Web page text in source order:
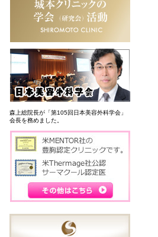
森上総院長が「第105回日本美容外科学会」
会長を務めました。